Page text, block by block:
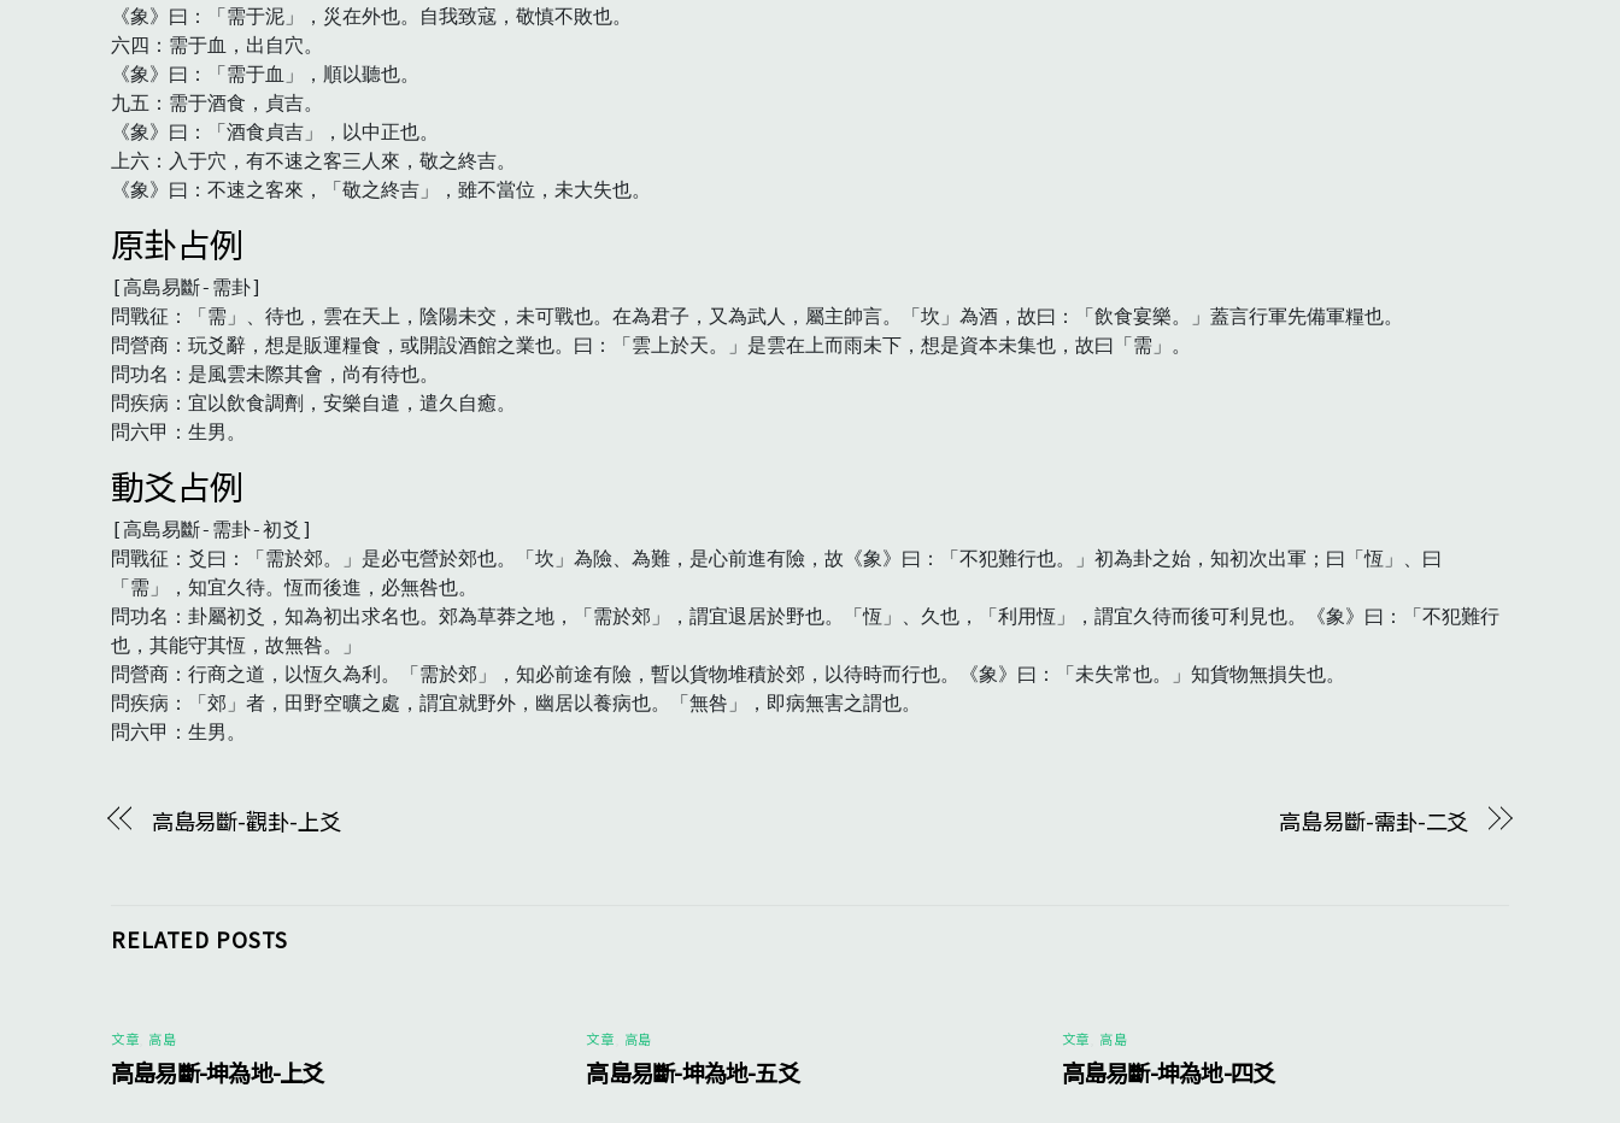
《象》曰：「需于泥」，災在外也。自我致寇，敬慎不敗也。
六四：需于血，出自穴。
《象》曰：「需于血」，順以聽也。
九五：需于酒食，貞吉。
《象》曰：「酒食貞吉」，以中正也。
上六：入于穴，有不速之客三人來，敬之終吉。
《象》曰：不速之客來，「敬之終吉」，雖不當位，未大失也。
原卦占例
[高島易斷-需卦]
問戰征：「需」、待也，雲在天上，陰陽未交，未可戰也。在為君子，又為武人，屬主帥言。「坎」為酒，故曰：「飲食宴樂。」蓋言行軍先備軍糧也。
問營商：玩爻辭，想是販運糧食，或開設酒館之業也。曰：「雲上於天。」是雲在上而雨未下，想是資本未集也，故曰「需」。
問功名：是風雲未際其會，尚有待也。
問疾病：宜以飲食調劑，安樂自遣，遣久自癒。
問六甲：生男。
動爻占例
[高島易斷-需卦-初爻]
問戰征：爻曰：「需於郊。」是必屯營於郊也。「坎」為險、為難，是心前進有險，故《象》曰：「不犯難行也。」初為卦之始，知初次出軍；曰「恆」、曰
「需」，知宜久待。恆而後進，必無咎也。
問功名：卦屬初爻，知為初出求名也。郊為草莽之地，「需於郊」，謂宜退居於野也。「恆」、久也，「利用恆」，謂宜久待而後可利見也。《象》曰：「不犯難行
也，其能守其恆，故無咎。」
問營商：行商之道，以恆久為利。「需於郊」，知必前途有險，暫以貨物堆積於郊，以待時而行也。《象》曰：「未失常也。」知貨物無損失也。
問疾病：「郊」者，田野空曠之處，謂宜就野外，幽居以養病也。「無咎」，即病無害之謂也。
問六甲：生男。
高島易斷-觀卦-上爻 高島易斷-需卦-二爻
RELATED POSTS
文章 高島
高島易斷-坤為地-上爻
文章 高島
高島易斷-坤為地-五爻
文章 高島
高島易斷-坤為地-四爻